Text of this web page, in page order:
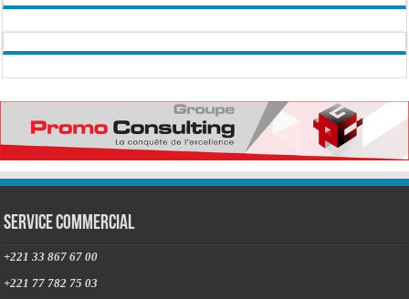
Service commercial
+221 33 867 67 00
+221 77 782 75 03